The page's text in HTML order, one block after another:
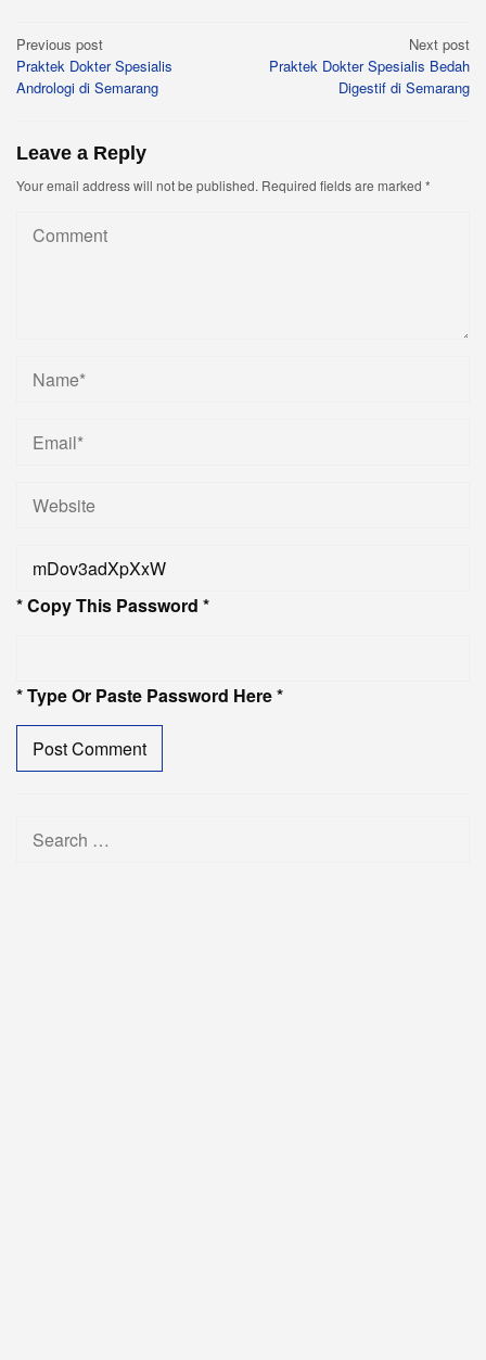
Post
navigation
Previous post
Praktek Dokter Spesialis
Andrologi di Semarang
Next post
Praktek Dokter Spesialis Bedah
Digestif di Semarang
Leave a Reply
Your email address will not be published. Required fields are marked *
* Copy This Password *
* Type Or Paste Password Here *
Search